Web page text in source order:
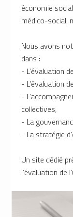
économie
médico-social,
Nous avons
dans :
- L’évaluation
- L’évaluation
-
collectives,
- La
- La stratégie
Un site dédié
l’évaluation de